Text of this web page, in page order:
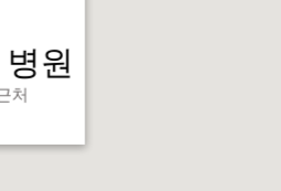
원
처